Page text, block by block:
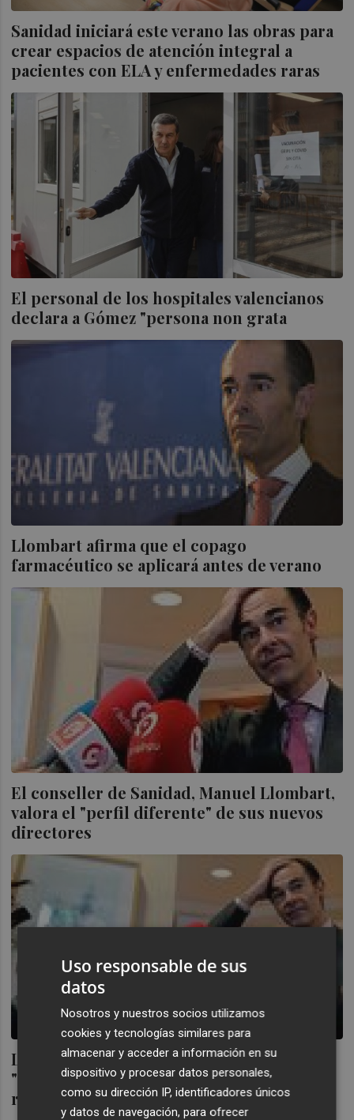
Sanidad iniciará este verano las obras para
crear espacios de atención integral a
pacientes con ELA y enfermedades raras
El personal de los hospitales valencianos
declara a Gómez "persona non grata
Llombart afirma que el copago
farmacéutico se aplicará antes de verano
El conseller de Sanidad, Manuel Llombart,
valora el "perfil diferente" de sus nuevos
directores
Llombart asegura que trabaja para ser
"más eficientes" en el servicio de
resonancias magnéticas
Uso responsable de sus
datos
Nosotros y nuestros socios utilizamos
cookies y tecnologías similares para
almacenar y acceder a información en su
dispositivo y procesar datos personales,
como su dirección IP, identificadores únicos
y datos de navegación, para ofrecer